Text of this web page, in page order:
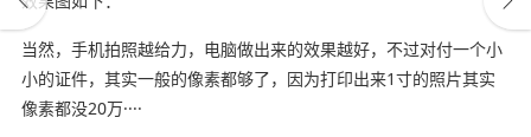
当然，手机拍照越给力，电脑做出来的效果越好，不过对付一个小
小的证件，其实一般的像素都够了，因为打印出来1寸的照片其实
像素都没20万····